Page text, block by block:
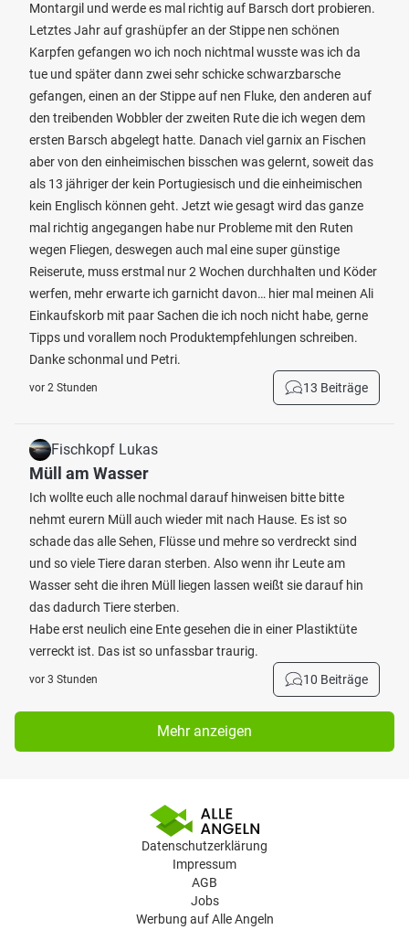
Montargil und werde es mal richtig auf Barsch dort probieren.
Letztes Jahr auf grashüpfer an der Stippe nen schönen
Karpfen gefangen wo ich noch nichtmal wusste was ich da
tue und später dann zwei sehr schicke schwarzbarsche
gefangen, einen an der Stippe auf nen Fluke, den anderen auf
den treibenden Wobbler der zweiten Rute die ich wegen dem
ersten Barsch abgelegt hatte. Danach viel garnix an Fischen
aber von den einheimischen bisschen was gelernt, soweit das
als 13 jähriger der kein Portugiesisch und die einheimischen
kein Englisch können geht. Jetzt wie gesagt wird das ganze
mal richtig angegangen habe nur Probleme mit den Ruten
wegen Fliegen, deswegen auch mal eine super günstige
Reiserute, muss erstmal nur 2 Wochen durchhalten und Köder
werfen, mehr erwarte ich garnicht davon… hier mal meinen Ali
Einkaufskorb mit paar Sachen die ich noch nicht habe, gerne
Tipps und vorallem noch Produktempfehlungen schreiben.
Danke schonmal und Petri.
vor 2 Stunden 13 Beiträge
Fischkopf Lukas
Müll am Wasser
Ich wollte euch alle nochmal darauf hinweisen bitte bitte
nehmt eurern Müll auch wieder mit nach Hause. Es ist so
schade das alle Sehen, Flüsse und mehre so verdreckt sind
und so viele Tiere daran sterben. Also wenn ihr Leute am
Wasser seht die ihren Müll liegen lassen weißt sie darauf hin
das dadurch Tiere sterben.
Habe erst neulich eine Ente gesehen die in einer Plastiktüte
verreckt ist. Das ist so unfassbar traurig.
vor 3 Stunden 10 Beiträge
Mehr anzeigen
Datenschutzerklärung
Impressum
AGB
Jobs
Werbung auf Alle Angeln